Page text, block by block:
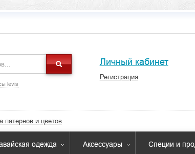
levis
Личный кабинет
Регистрация
патернов и цветов
одежда Аксессуары Специи и